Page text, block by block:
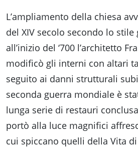
L’ampliamento della chiesa
del XIV secolo secondo lo
all’inizio del ‘700 l’architetto
modificò gli interni con altari
seguito ai danni strutturali
seconda guerra mondiale è
lunga serie di restauri
portò alla luce magnifici
cui spiccano quelli della Vita